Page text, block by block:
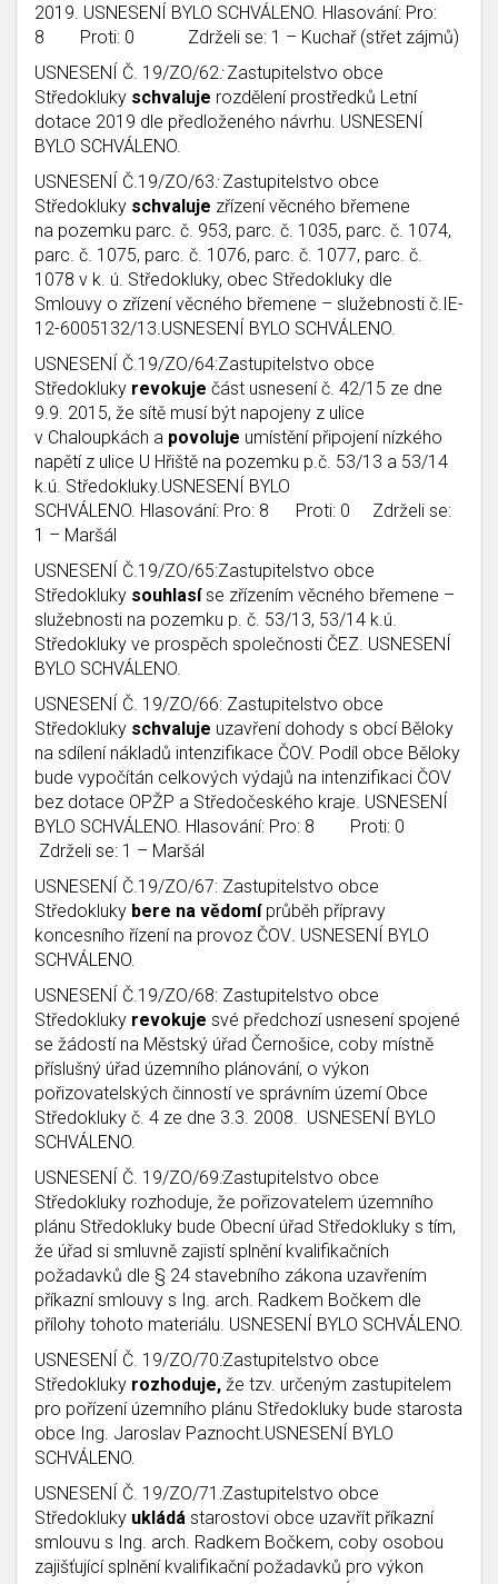
2019. USNESENÍ BYLO SCHVÁLENO. Hlasování: Pro:
8 Proti: 0 Zdrželi se: 1 – Kuchař (střet zájmů)
USNESENÍ Č. 19/ZO/62:Zastupitelstvo obce
Středokluky schvaluje rozdělení prostředků Letní
dotace 2019 dle předloženého návrhu. USNESENÍ
BYLO SCHVÁLENO.
USNESENÍ Č.19/ZO/63:Zastupitelstvo obce
Středokluky schvaluje zřízení věcného břemene
na pozemku parc. č. 953, parc. č. 1035, parc. č. 1074,
parc. č. 1075, parc. č. 1076, parc. č. 1077, parc. č.
1078 v k. ú. Středokluky, obec Středokluky dle
Smlouvy o zřízení věcného břemene – služebnosti č.IE-
12-6005132/13.USNESENÍ BYLO SCHVÁLENO.
USNESENÍ Č.19/ZO/64:Zastupitelstvo obce
Středokluky revokuje část usnesení č. 42/15 ze dne
9.9. 2015, že sítě musí být napojeny z ulice
v Chaloupkách a povoluje umístění připojení nízkého
napětí z ulice U Hřiště na pozemku p.č. 53/13 a 53/14
k.ú. Středokluky.USNESENÍ BYLO
SCHVÁLENO. Hlasování: Pro: 8 Proti: 0 Zdrželi se:
1 – Maršál
USNESENÍ Č.19/ZO/65:Zastupitelstvo obce
Středokluky souhlasíse zřízením věcného břemene –
služebnosti na pozemku p. č. 53/13, 53/14 k.ú.
Středokluky ve prospěch společnosti ČEZ. USNESENÍ
BYLO SCHVÁLENO.
USNESENÍ Č. 19/ZO/66: Zastupitelstvo obce
Středokluky schvaluje uzavření dohody s obcí Běloky
na sdílení nákladů intenzifikace ČOV. Podíl obce Běloky
bude vypočítán celkových výdajů na intenzifikaci ČOV
bez dotace OPŽP a Středočeského kraje. USNESENÍ
BYLO SCHVÁLENO. Hlasování: Pro: 8 Proti: 0
Zdrželi se: 1 – Maršál
USNESENÍ Č.19/ZO/67: Zastupitelstvo obce
Středokluky bere na vědomíprůběh přípravy
koncesního řízení na provoz ČOV. USNESENÍ BYLO
SCHVÁLENO.
USNESENÍ Č.19/ZO/68: Zastupitelstvo obce
Středokluky revokuje své předchozí usnesení spojené
se žádostí na Městský úřad Černošice, coby místně
příslušný úřad územního plánování, o výkon
pořizovatelských činností ve správním území Obce
Středokluky č. 4 ze dne 3.3. 2008. USNESENÍ BYLO
SCHVÁLENO.
USNESENÍ Č. 19/ZO/69:Zastupitelstvo obce
Středokluky rozhoduje, že pořizovatelem územního
plánu Středokluky bude Obecní úřad Středokluky s tím,
že úřad si smluvně zajistí splnění kvalifikačních
požadavků dle § 24 stavebního zákona uzavřením
příkazní smlouvy s Ing. arch. Radkem Bočkem dle
přílohy tohoto materiálu. USNESENÍ BYLO SCHVÁLENO.
USNESENÍ Č. 19/ZO/70:Zastupitelstvo obce
Středokluky rozhoduje, že tzv. určeným zastupitelem
pro pořízení územního plánu Středokluky bude starosta
obce Ing. Jaroslav Paznocht.USNESENÍ BYLO
SCHVÁLENO.
USNESENÍ Č. 19/ZO/71 :Zastupitelstvo obce
Středokluky ukládá starostovi obce uzavřít příkazní
smlouvu s Ing. arch. Radkem Bočkem, coby osobou
zajišťující splnění kvalifikační požadavků pro výkon